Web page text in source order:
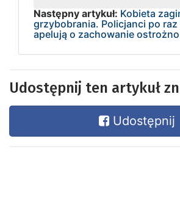
Następny artykuł: Kobieta
grzybobrania. Policjanci po
apelują o zachowanie
Udostępnij ten artykuł
Udostępnij